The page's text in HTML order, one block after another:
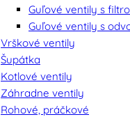
Guľové ventily s
Guľové ventily s
Vrškové ventily
Šupátka
Kotlové ventily
Záhradne ventily
Rohové, práčkové